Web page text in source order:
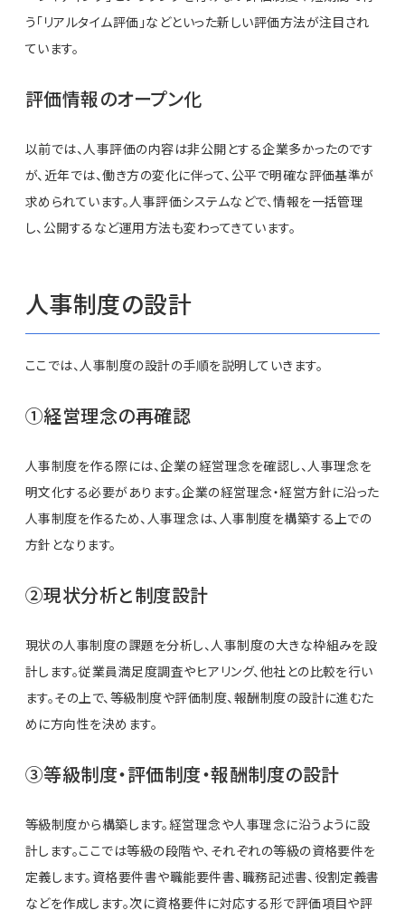
う「リアルタイム評価」などといった新しい評価方法が注目され
ています。
評価情報のオープン化
以前では、人事評価の内容は非公開とする企業多かったのです
が、近年では、働き方の変化に伴って、公平で明確な評価基準が
求められています。人事評価システムなどで、情報を一括管理
し、公開するなど運用方法も変わってきています。
人事制度の設計
ここでは、人事制度の設計の手順を説明していきます。
①経営理念の再確認
人事制度を作る際には、企業の経営理念を確認し、人事理念を
明文化する必要があります。企業の経営理念・経営方針に沿った
人事制度を作るため、人事理念は、人事制度を構築する上での
方針となります。
②現状分析と制度設計
現状の人事制度の課題を分析し、人事制度の大きな枠組みを設
計します。従業員満足度調査やヒアリング、他社との比較を行い
ます。その上で、等級制度や評価制度、報酬制度の設計に進むた
めに方向性を決めます。
③等級制度・評価制度・報酬制度の設計
等級制度から構築します。経営理念や人事理念に沿うように設
計します。ここでは等級の段階や、それぞれの等級の資格要件を
定義します。資格要件書や職能要件書、職務記述書、役割定義書
などを作成します。次に資格要件に対応する形で評価項目や評